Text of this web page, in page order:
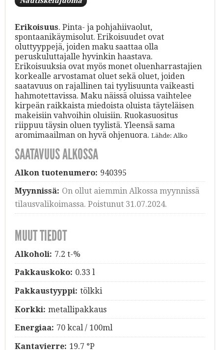
Erikoisuus. Pinta- ja pohjahiivaolut,
spontaanikäymisolut. Erikoisuudet ovat
oluttyyppejä, joiden maku saattaa olla
peruskuluttajalle hyvinkin haastava.
Erikoisuuksia ovat myös monet oluenharrastajien
korkealle arvostamat oluet sekä oluet, joiden
saatavuus on rajallinen tai tyylisuunta vaikeasti
hahmotettavissa. Maku näissä oluissa vaihtelee
kirpeän raikkaista miedoista oluista täyteläisen
makeisiin vahvoihin oluisiin. Ruokasuositus
riippuu täysin oluen tyylistä. Yleensä sama
aromimaailman on hyvä ohjenuora. Lähde: Alko
SAATAVUUS ALKOSSA
Alkon tuotenumero: 940395
Myynnissä: On ollut aiemmin Alkossa myynnissä
tilausvalikoimassa. Poistunut 31.07.2024.
MUUT TIEDOT
Alkoholi: 7.2 t-%
Pakkauskoko: 0.33 l
Pakkaustyyppi: tölkki
Korkki: metallipakkaus
Energiaa: 70 kcal / 100ml
Kantavierre: 19.7 °P